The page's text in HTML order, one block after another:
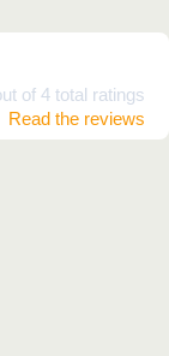
of 4 total ratings
Read the reviews